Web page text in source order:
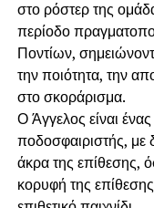
στο ρόστερ της
περίοδο
Ποντίων,
την ποιότητα, την
στο σκοράρισμα.
Ο Άγγελος είναι
ποδοσφαιριστής, με
άκρα της επίθεσης,
κορυφή της